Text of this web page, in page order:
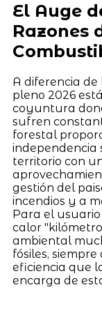
El Auge
Razones
A diferencia de
pleno 2026
coyuntura
sufren
forestal
independencia
territorio con
gestión del
incendios y a
Para el
calor
ambiental
fósiles,
eficiencia que
encarga de